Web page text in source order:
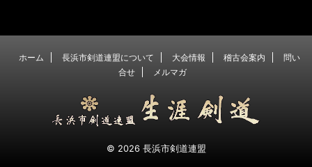
ホーム 長浜市剣道連盟について 大会情報 稽古会案内
問い
合せ
メルマガ
© 2026 長浜市剣道連盟